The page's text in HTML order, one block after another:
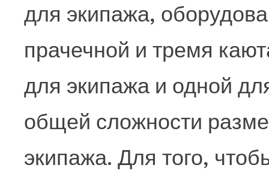
для экипажа,
прачечной и тремя
для экипажа и одной
общей сложности
экипажа. Для того,